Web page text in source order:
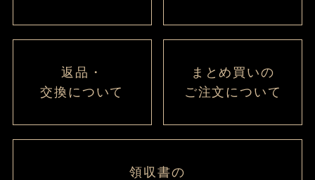
返品・
交換について
まとめ買いの
ご注文について
領収書の